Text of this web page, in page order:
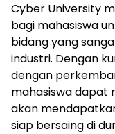
Cyber University
bagi mahasiswa
bidang yang
industri. Dengan
dengan
mahasiswa dapat
akan
siap bersaing di